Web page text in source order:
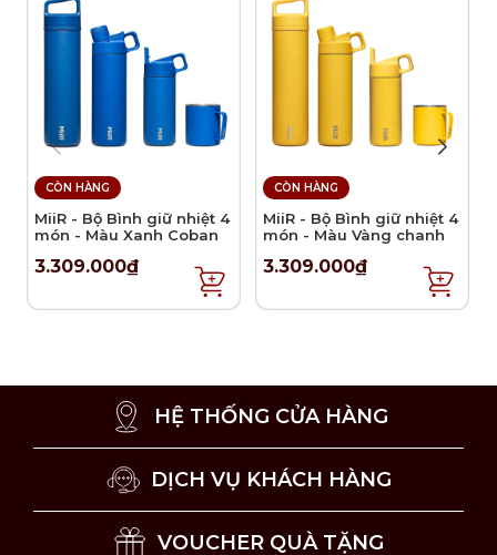
CÒN HÀNG
MiiR - Bộ Bình giữ nhiệt 4
món - Màu Xanh Coban
3.309.000₫
CÒN HÀNG
MiiR - Bộ Bình giữ nhiệt 4
món - Màu Vàng chanh
3.309.000₫
HỆ THỐNG CỬA HÀNG
DỊCH VỤ KHÁCH HÀNG
VOUCHER QUÀ TẶNG